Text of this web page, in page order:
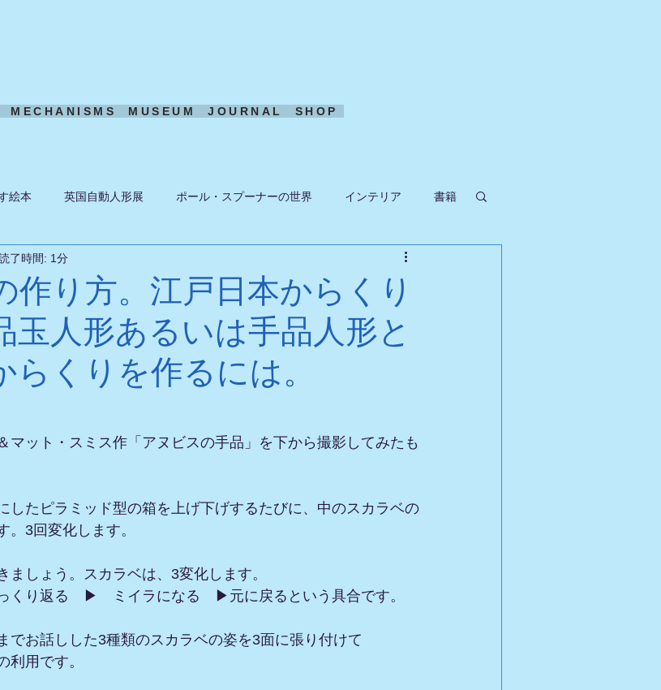
MECHANISMS MUSEUM JOURNAL SHOP
絵本 英国自動人形展 ポール・スプーナーの世界 インテリア 書籍
日の風景
作り方。江戸日本からくり
玉人形あるいは手品人形と
らくりを作るには。
了時間: 1分
マット・スミス作「アヌビスの手品」を下から撮影してみたも
したピラミッド型の箱を上げ下げするたびに、中のスカラベの
。3回変化します。
ましょう。スカラベは、3変化します。
くり返る　▶　ミイラになる　▶元に戻るという具合です。
でお話しした3種類のスカラベの姿を3面に張り付けて
利用です。